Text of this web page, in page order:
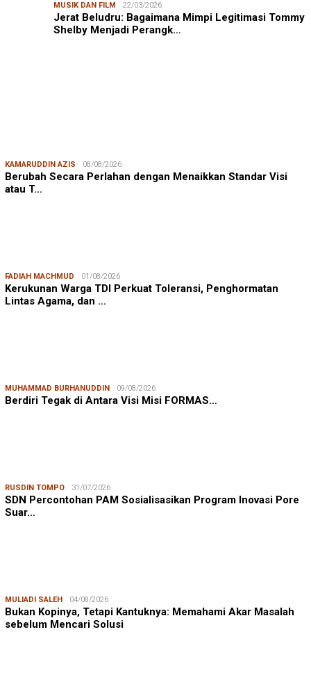
MUSIK DAN FILM 22/03/2026
Jerat Beludru: Bagaimana Mimpi Legitimasi Tommy
Shelby Menjadi Perangk…
KAMARUDDIN AZIS 08/08/2026
Berubah Secara Perlahan dengan Menaikkan Standar Visi
atau T…
FADIAH MACHMUD 01/08/2026
Kerukunan Warga TDI Perkuat Toleransi, Penghormatan
Lintas Agama, dan …
MUHAMMAD BURHANUDDIN 09/08/2026
Berdiri Tegak di Antara Visi Misi FORMAS…
RUSDIN TOMPO 31/07/2026
SDN Percontohan PAM Sosialisasikan Program Inovasi Pore
Suar…
MULIADI SALEH 04/08/2026
Bukan Kopinya, Tetapi Kantuknya: Memahami Akar Masalah
sebelum Mencari Solusi